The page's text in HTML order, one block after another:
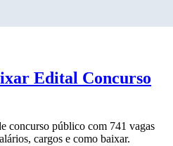
Edital Concurso
público com 741 vagas
cargos e como baixar.